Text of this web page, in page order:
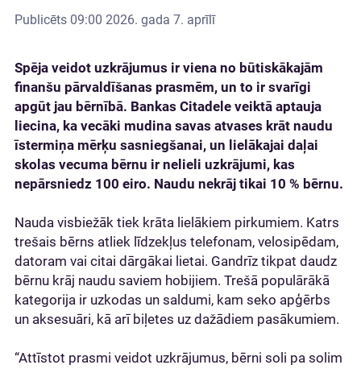
Publicēts 09:00 2026. gada 7. aprīlī
Spēja veidot uzkrājumus ir viena no būtiskākajām
finanšu pārvaldīšanas prasmēm, un to ir svarīgi
apgūt jau bērnībā. Bankas Citadele veiktā aptauja
liecina, ka vecāki mudina savas atvases krāt naudu
īstermiņa mērķu sasniegšanai, un lielākajai daļai
skolas vecuma bērnu ir nelieli uzkrājumi, kas
nepārsniedz 100 eiro. Naudu nekrāj tikai 10 % bērnu.
Nauda visbiežāk tiek krāta lielākiem pirkumiem. Katrs
trešais bērns atliek līdzekļus telefonam, velosipēdam,
datoram vai citai dārgākai lietai. Gandrīz tikpat daudz
bērnu krāj naudu saviem hobijiem. Trešā populārākā
kategorija ir uzkodas un saldumi, kam seko apģērbs
un aksesuāri, kā arī biļetes uz dažādiem pasākumiem.
“Attīstot prasmi veidot uzkrājumus, bērni soli pa solim